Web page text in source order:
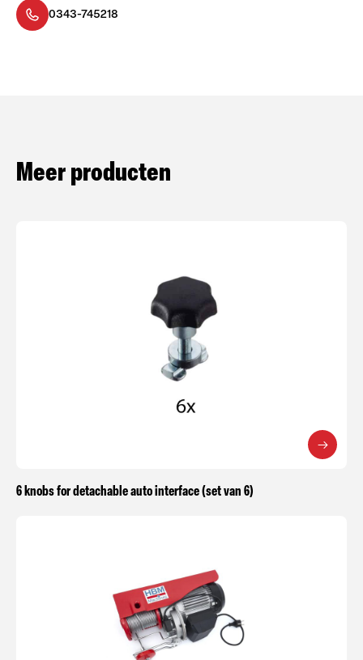
0343-745218
Meer producten
6 knobs for detachable auto interface (set van 6)